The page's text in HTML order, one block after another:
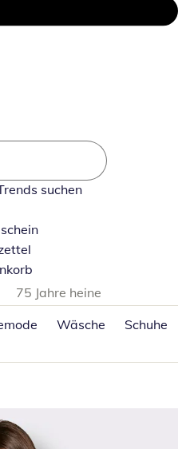
suchen
75 Jahre heine
Wäsche Schuhe